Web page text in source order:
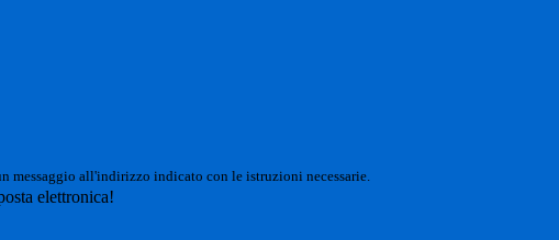
messaggio all'indirizzo indicato con le istruzioni necessarie.
elettronica!